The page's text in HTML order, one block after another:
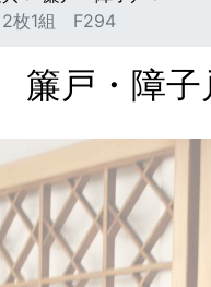
2枚1組 F294
簾戸・障子